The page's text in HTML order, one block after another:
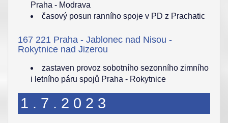
Praha - Modrava
časový posun ranního spoje v PD z Prachatic
167 221 Praha - Jablonec nad Nisou -
Rokytnice nad Jizerou
zastaven provoz sobotního sezonního zimního
i letního páru spojů Praha - Rokytnice
1.7.2023